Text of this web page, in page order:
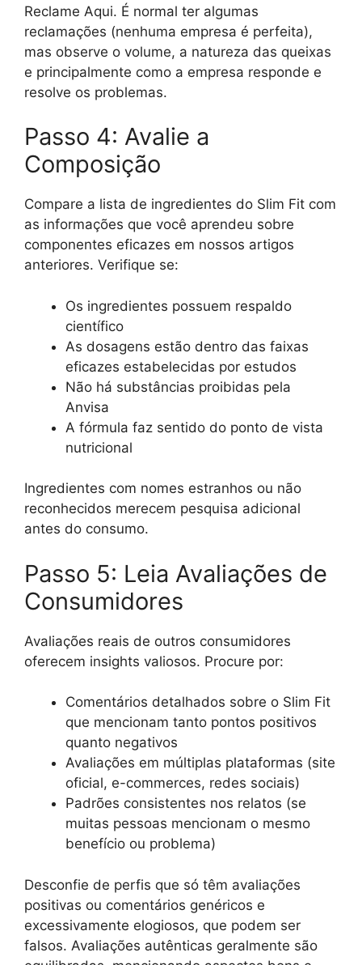
Reclame Aqui. É normal ter algumas
reclamações (nenhuma empresa é perfeita),
mas observe o volume, a natureza das queixas
e principalmente como a empresa responde e
resolve os problemas.
Passo 4: Avalie a
Composição
Compare a lista de ingredientes do Slim Fit com
as informações que você aprendeu sobre
componentes eficazes em nossos artigos
anteriores. Verifique se:
Os ingredientes possuem respaldo
científico
As dosagens estão dentro das faixas
eficazes estabelecidas por estudos
Não há substâncias proibidas pela
Anvisa
A fórmula faz sentido do ponto de vista
nutricional
Ingredientes com nomes estranhos ou não
reconhecidos merecem pesquisa adicional
antes do consumo.
Passo 5: Leia Avaliações de
Consumidores
Avaliações reais de outros consumidores
oferecem insights valiosos. Procure por:
Comentários detalhados sobre o Slim Fit
que mencionam tanto pontos positivos
quanto negativos
Avaliações em múltiplas plataformas (site
oficial, e-commerces, redes sociais)
Padrões consistentes nos relatos (se
muitas pessoas mencionam o mesmo
benefício ou problema)
Desconfie de perfis que só têm avaliações
positivas ou comentários genéricos e
excessivamente elogiosos, que podem ser
falsos. Avaliações autênticas geralmente são